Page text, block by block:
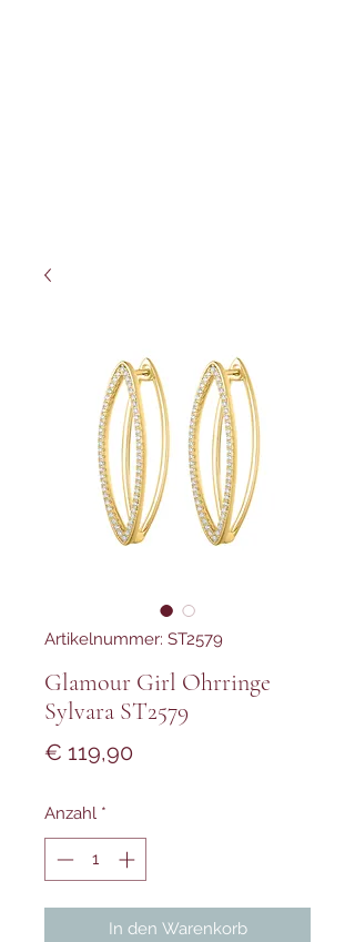
Artikelnummer: ST2579
Glamour Girl Ohrringe
Sylvara ST2579
€ 119,90Preis
Anzahl *
In den Warenkorb